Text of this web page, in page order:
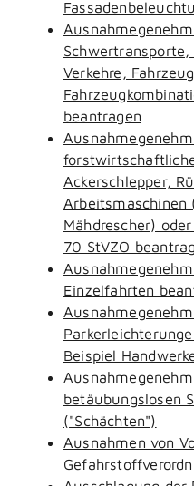
Verkehre,
beantragen
Ackerschlepper,
Arbeitsmaschinen
Mähdrescher)
70 StVZO
Einzelfahrten
Beispiel
betäubungslosen
("Schächten")
Ausnahmen von